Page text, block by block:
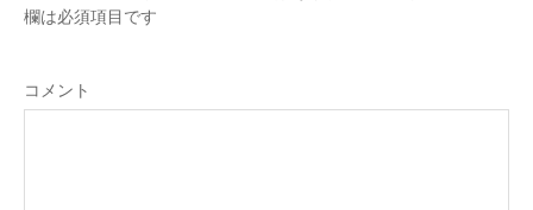
欄は必須項目です
コメント